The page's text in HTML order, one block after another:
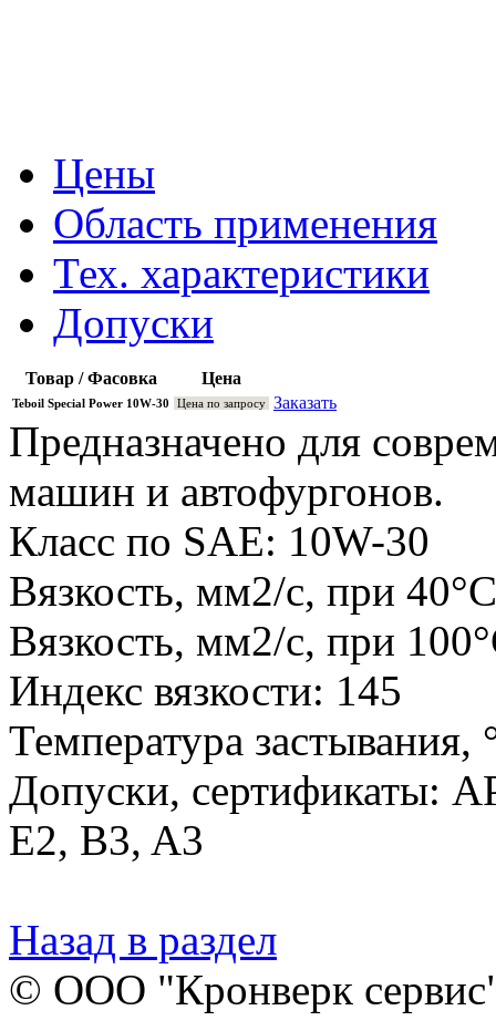
Цены
Область применения
Тех. характеристики
Допуски
Товар / Фасовка Цена
Teboil Special Power 10W-30 Цена по запросу Заказать
Предназначено для
машин и автофургонов.
Класс по SAE: 10W-30
Вязкость, мм2/с, при
Вязкость, мм2/с, при
Индекс вязкости: 145
Температура застывания,
Допуски, сертификаты:
E2, B3, A3
Назад в раздел
© ООО "Кронверк